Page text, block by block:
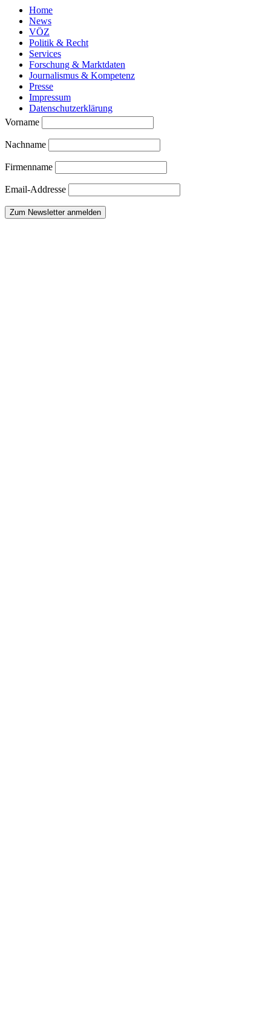
Home
News
VÖZ
Politik & Recht
Services
Forschung & Marktdaten
Journalismus & Kompetenz
Presse
Impressum
Datenschutzerklärung
Vorname
Nachname
Firmenname
Email-Addresse